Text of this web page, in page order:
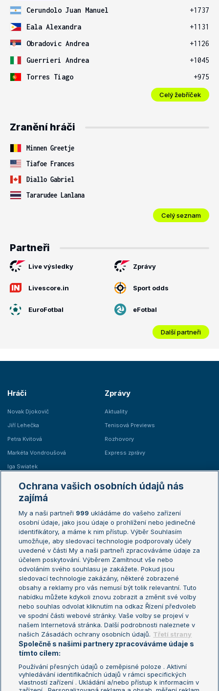
Cerundolo Juan Manuel
+1737
Eala Alexandra
+1131
Obradovic Andrea
+1126
Guerrieri Andrea
+1045
Torres Tiago
+975
Celý žebříček
Zranění hráči
Minnen Greetje
Tiafoe Frances
Diallo Gabriel
Tararudee Lanlana
Celý seznam
Partneři
Live výsledky Zprávy
Livescore.in Sport odds
EuroFotbal eFotbal
Další partneři
Hráči
Novak Djokovič
Jiří Lehečka
Petra Kvitová
Markéta Vondroušová
Iga Swiatek
Zprávy
Aktuality
Tenisová Previews
Rozhovory
Express zprávy
Žebříčky
Žebříček ATP (muži)
Žebříček WTA (ženy)
Sázkařský žebříček
Australian Open
French Open
Wimbledon
US Open
Turnaj mistrů
Turnaj mistryň
Aktualní trendy
Fotbalové přestupy
Livesport Daily
LS Prague Open
Podmínky užití
Nastavení soukromí
Ochrana vašich osobních údajů nás
zajímá
My a naši partneři 999 ukládáme do vašeho zařízení
osobní údaje, jako jsou údaje o prohlížení nebo jedinečné
identifikátory, a máme k nim přístup. Výběr Souhlasím
umožňuje, aby sledovací technologie podporovaly účely
uvedené v části My a naši partneři zpracováváme údaje za
účelem poskytování. Výběrem Zamítnout vše nebo
odvoláním svého souhlasu je zakážete. Pokud jsou
sledovací technologie zakázány, některé zobrazené
obsahy a reklamy pro vás nemusí být tolik relevantní. Tuto
nabídku můžete kdykoli znovu zobrazit a změnit své volby
nebo souhlas odvolat kliknutím na odkaz Řízení předvoleb
ve spodní části webové stránky. Vaše volby se projeví v
našem Internetová stránka. Další podrobnosti naleznete v
našich Zásadách ochrany osobních údajů. Třetí strany
Společně s našimi partnery zpracováváme údaje s
tímto cílem:
Používání přesných údajů o zeměpisné poloze . Aktivní
vyhledávání identifikačních údajů v rámci specifických
vlastností zařízení . Ukládání a/nebo přístup k informacím v